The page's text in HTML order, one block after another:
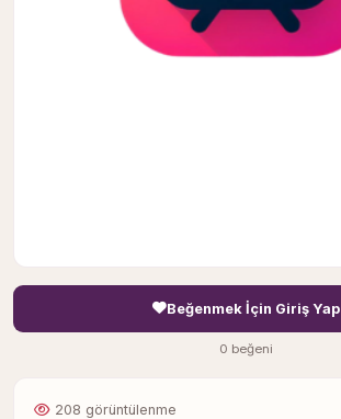
Beğenmek İçin Giriş Yap
0 beğeni
208 görüntülenme